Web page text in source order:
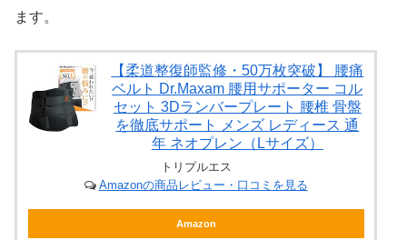
ます。
【柔道整復師監修・50万枚突破】 腰痛
ベルト Dr.Maxam 腰用サポーター コル
セット 3Dランバープレート 腰椎 骨盤
を徹底サポート メンズ レディース 通
年 ネオプレン（Lサイズ）
トリプルエス
Amazonの商品レビュー・口コミを見る
Amazon